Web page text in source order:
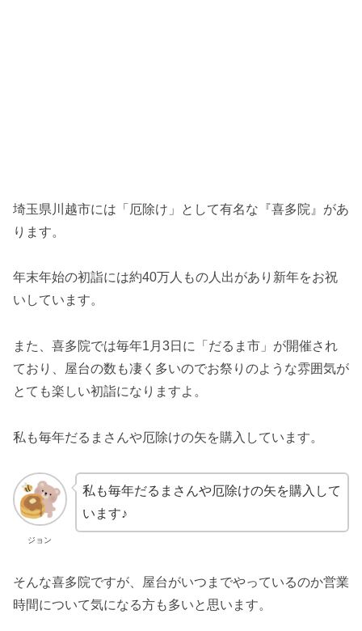
埼玉県川越市には「厄除け」として有名な『喜多院』があ
ります。
年末年始の初詣には約40万人もの人出があり新年をお祝
いしています。
また、喜多院では毎年1月3日に「だるま市」が開催され
ており、屋台の数も凄く多いのでお祭りのような雰囲気が
とても楽しい初詣になりますよ。
私も毎年だるまさんや厄除けの矢を購入しています。
ジョン
私も毎年だるまさんや厄除けの矢を購入して
います♪
そんな喜多院ですが、屋台がいつまでやっているのか営業
時間について気になる方も多いと思います。